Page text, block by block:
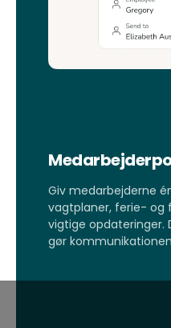
Giv medarbejderne
vagtplaner, ferie-
vigtige opdateringer.
gør